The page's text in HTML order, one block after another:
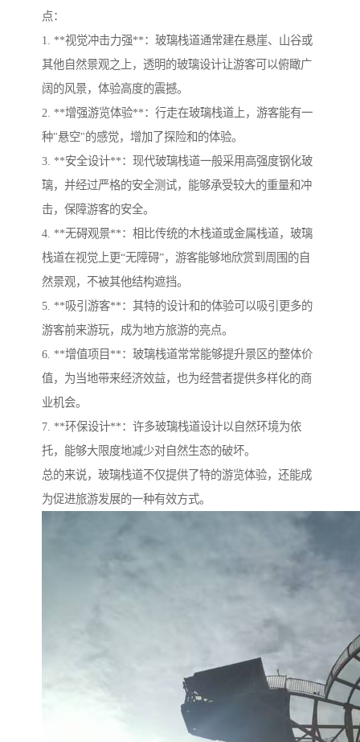
点：
1. **视觉冲击力强**：玻璃栈道通常建在悬崖、山谷或
其他自然景观之上，透明的玻璃设计让游客可以俯瞰广
阔的风景，体验高度的震撼。
2. **增强游览体验**：行走在玻璃栈道上，游客能有一
种"悬空"的感觉，增加了探险和的体验。
3. **安全设计**：现代玻璃栈道一般采用高强度钢化玻
璃，并经过严格的安全测试，能够承受较大的重量和冲
击，保障游客的安全。
4. **无碍观景**：相比传统的木栈道或金属栈道，玻璃
栈道在视觉上更“无障碍”，游客能够地欣赏到周围的自
然景观，不被其他结构遮挡。
5. **吸引游客**：其特的设计和的体验可以吸引更多的
游客前来游玩，成为地方旅游的亮点。
6. **增值项目**：玻璃栈道常常能够提升景区的整体价
值，为当地带来经济效益，也为经营者提供多样化的商
业机会。
7. **环保设计**：许多玻璃栈道设计以自然环境为依
托，能够大限度地减少对自然生态的破坏。
总的来说，玻璃栈道不仅提供了特的游览体验，还能成
为促进旅游发展的一种有效方式。